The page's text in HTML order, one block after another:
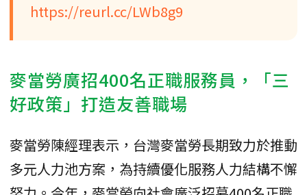
https://reurl.cc/LWb8g9
麥當勞廣招400名正職服務員，「三
好政策」打造友善職場
麥當勞陳經理表示，台灣麥當勞長期致力於推動
多元人力池方案，為持續優化服務人力結構不懈